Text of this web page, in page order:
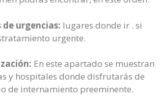
de urgencias: lugares donde ir . si
urgente.
En este apartado se muestran
y hospitales donde disfrutarás de
de internamiento preeminente.